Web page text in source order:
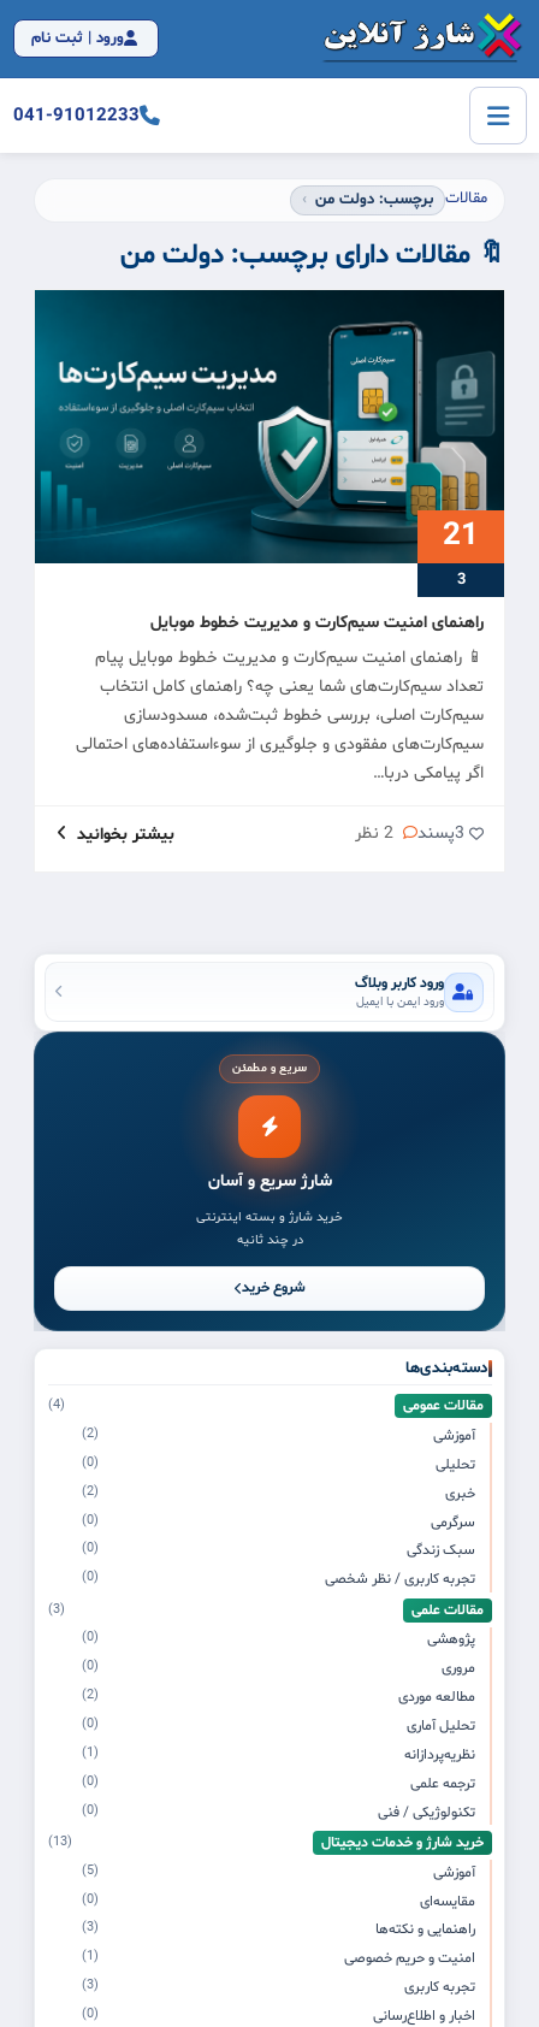
ورود | ثبت نام
041-91012233
مقالات برچسب: دولت من
ورود کاربر وبلاگ
ورود ایمن با ایمیل
سریع و مطمئن
شارژ سریع و آسان
خرید شارژ و بسته اینترنتی
در چند ثانیه
شروع خرید
دسته‌بندی‌ها
مقالات عمومی (4)
آموزشی (2)
تحلیلی (0)
خبری (2)
سرگرمی (0)
سبک زندگی (0)
تجربه کاربری / نظر شخصی (0)
مقالات علمی (3)
پژوهشی (0)
مروری (0)
مطالعه موردی (2)
تحلیل آماری (0)
نظریه‌پردازانه (1)
ترجمه علمی (0)
تکنولوژیکی / فنی (0)
خرید شارژ و خدمات دیجیتال (13)
آموزشی (5)
مقایسه‌ای (0)
راهنمایی و نکته‌ها (3)
امنیت و حریم خصوصی (1)
تجربه کاربری (3)
اخبار و اطلاع‌رسانی (0)
🔖 مقالات دارای برچسب: دولت من
21
3
راهنمای امنیت سیم‌کارت و مدیریت خطوط موبایل
📱 راهنمای امنیت سیم‌کارت و مدیریت خطوط موبایل پیام
تعداد سیم‌کارت‌های شما یعنی چه؟ راهنمای کامل انتخاب
سیم‌کارت اصلی، بررسی خطوط ثبت‌شده، مسدودسازی
سیم‌کارت‌های مفقودی و جلوگیری از سوءاستفاده‌های احتمالی
اگر پیامکی دربا…
3پسند 2 نظر بیشتر بخوانید